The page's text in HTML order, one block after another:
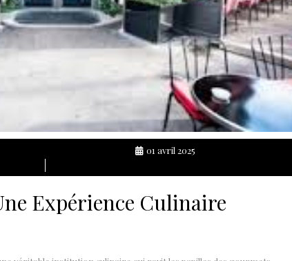
01 avril 2025
Expérience Culinaire